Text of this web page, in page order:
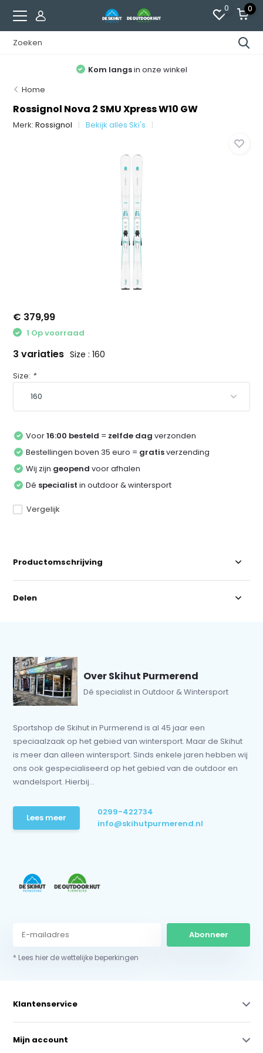
0 0
Kom langsin onze winkel
Home
Rossignol Nova 2 SMU Xpress W10 GW
Merk:Rossignol Bekijk alles Ski's
€ 379,99
1 Op voorraad
3 variaties Size : 160
Size: *
Voor16:00 besteld = zelfde dag verzonden
Bestellingen boven 35 euro = gratisverzending
Wij zijn geopend voor afhalen
Dé specialist in outdoor & wintersport
Vergelijk
Productomschrijving
Delen
Over Skihut Purmerend
Dé specialist in Outdoor & Wintersport
Sportshop de Skihut in Purmerend is al 45 jaar een
speciaalzaak op het gebied van wintersport. Maar de Skihut
is meer dan alleen wintersport. Sinds enkele jaren hebben wij
ons ook gespecialiseerd op het gebied van de outdoor en
wandelsport. Hierbij...
Lees meer
0299-422734
info@skihutpurmerend.nl
Abonneer
* Lees hier de wettelijke beperkingen
Klantenservice
Mijn account